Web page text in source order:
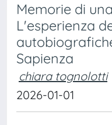
Memorie di
L'esperienza
Sapienza
chiara tognolotti
2026-01-01